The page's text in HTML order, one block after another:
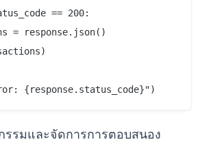
== 200:
= response.json()
รมและจัดการการตอบสนอง